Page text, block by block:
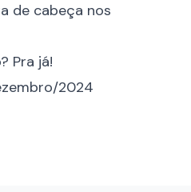
de cabeça nos
Pra já!
2024